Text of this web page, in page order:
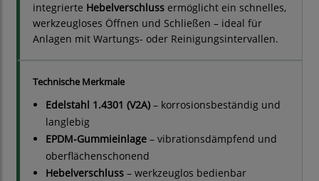
integrierte Hebelverschluss ermöglicht ein schnelles,
werkzeugloses Öffnen und Schließen – ideal für
Anlagen mit Wartungs- oder Reinigungsintervallen.
Technische Merkmale
Edelstahl 1.4301 (V2A) – korrosionsbeständig und
langlebig
EPDM-Gummieinlage – vibrationsdämpfend und
oberflächenschonend
Hebelverschluss – werkzeuglos bedienbar